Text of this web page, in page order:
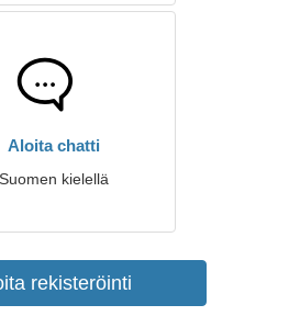
Aloita chatti
Suomen kielellä
rekisteröinti